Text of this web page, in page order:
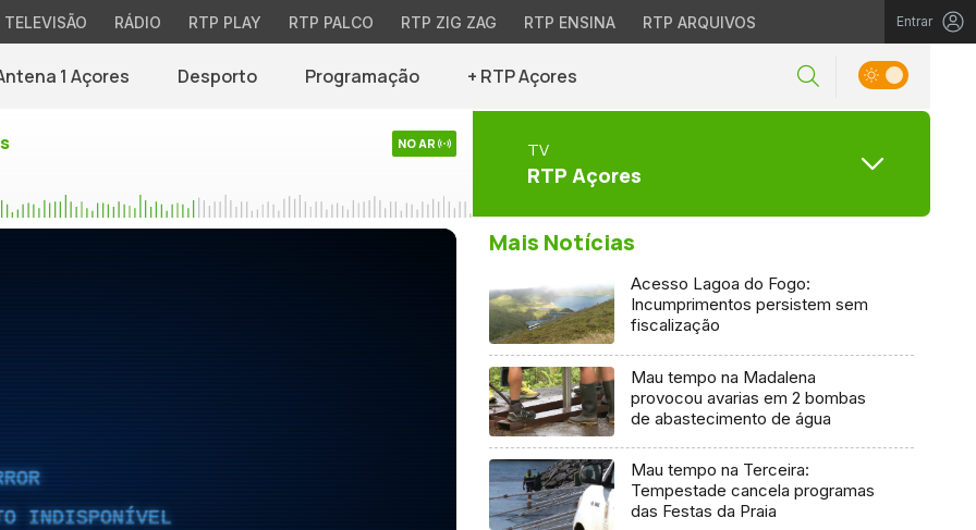
TELEVISÃO RÁDIO RTP PLAY RTP PALCO RTP ZIG ZAG RTP ENSINA RTP ARQUIVOS Entrar
1 Açores Desporto Programação + RTP Açores
NO AR TV
RTP Açores
INDISPONÍVEL
Mais Notícias
Acesso Lagoa do Fogo:
Incumprimentos persistem sem
fiscalização
Mau tempo na Madalena
provocou avarias em 2 bombas
de abastecimento de água
Mau tempo na Terceira:
Tempestade cancela programas
das Festas da Praia